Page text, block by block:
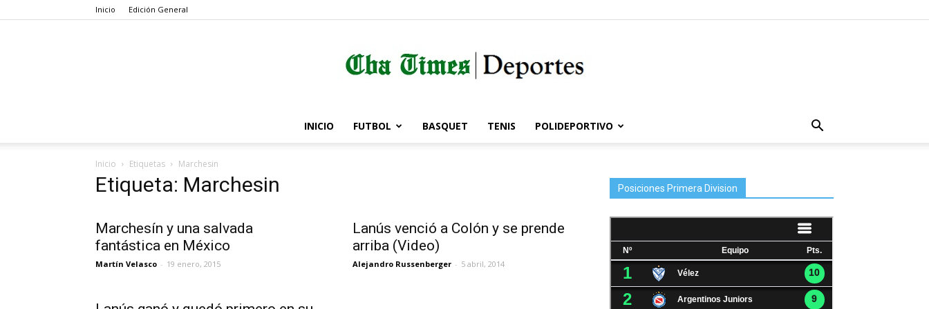
Inicio Edición General
Córdoba
INICIO FUTBOL BASQUET TENIS POLIDEPORTIVO
Inicio Etiquetas Marchesin
Etiqueta: Marchesin
Marchesín y una salvada
fantástica en México
Martín Velasco - 19 enero, 2015
Lanús venció a Colón y se prende
arriba (Video)
Alejandro Russenberger - 5 abril, 2014
Posiciones Primera Division